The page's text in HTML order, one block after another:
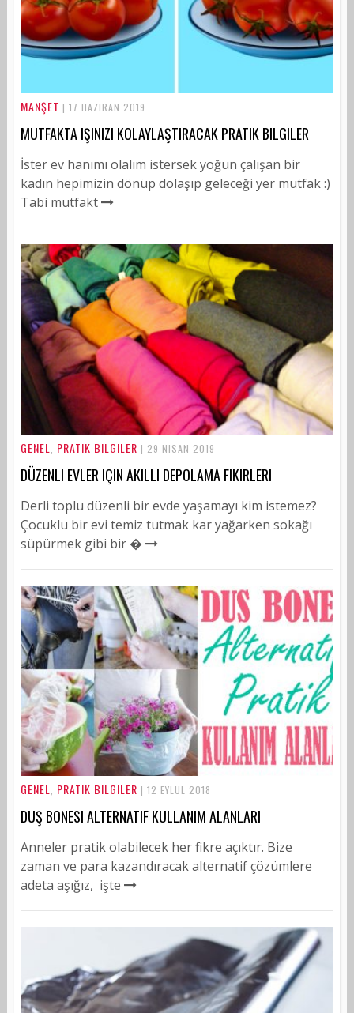
MANŞET | 17 HAZIRAN 2019
MUTFAKTA IŞINIZI KOLAYLAŞTIRACAK PRATIK BILGILER
İster ev hanımı olalım istersek yoğun çalışan bir
kadın hepimizin dönüp dolaşıp geleceği yer mutfak :)
Tabi mutfakt
GENEL PRATIK BILGILER | 29 NISAN 2019
DÜZENLI EVLER IÇIN AKILLI DEPOLAMA FIKIRLERI
Derli toplu düzenli bir evde yaşamayı kim istemez?
Çocuklu bir evi temiz tutmak kar yağarken sokağı
süpürmek gibi bir �
GENEL PRATIK BILGILER | 12 EYLÜL 2018
DUŞ BONESI ALTERNATIF KULLANIM ALANLARI
Anneler pratik olabilecek her fikre açıktır. Bize
zaman ve para kazandıracak alternatif çözümlere
adeta aşığız, işte